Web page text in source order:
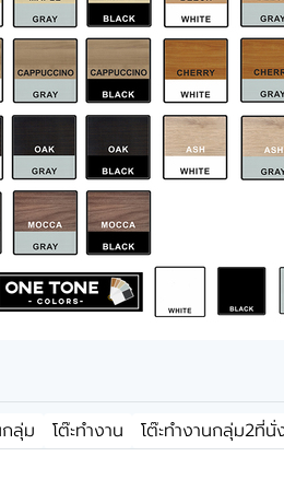
กลุ่ม โต๊ะทำงาน โต๊ะทำงานกลุ่ม2ที่นั่